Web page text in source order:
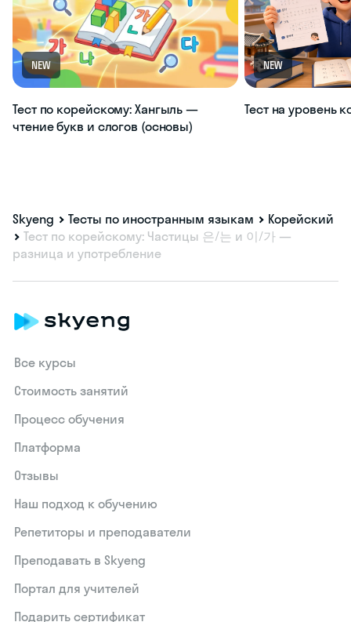
NEW
Тест по корейскому: Хангыль —
чтение букв и слогов (основы)
NEW
Тест на уровень
Skyeng Тесты по иностранным языкам
Корейский
Тест по корейскому: Частицы 은/는 и 이/가 —
разница и употребление
Все курсы
Стоимость занятий
Процесс обучения
Платформа
Отзывы
Наш подход к обучению
Репетиторы и преподаватели
Преподавать в Skyeng
Портал для учителей
Подарить сертификат